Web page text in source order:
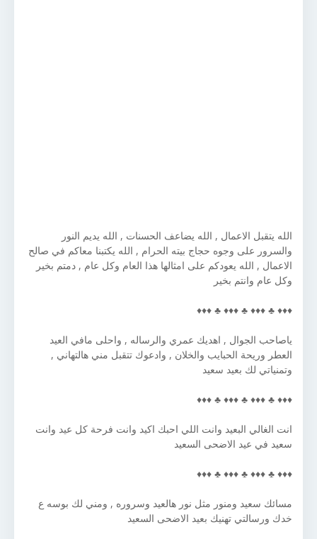
الله يتقبل الاعمال , الله يضاعف الحسنات , الله يديم النور
والسرور على وجوه حجاج بيته الحرام , الله يكتبنا معاكم في صالح
الاعمال , الله يعودكم على امثالها هذا العام وكل عام , دمتم بخير
وكل عام وانتم بخير
♦♦♦ ♣ ♦♦♦ ♣ ♦♦♦ ♣ ♦♦♦
ياصاحب الجوال , اهديك عمري والرساله , واحلى مافي العيد
العطر وريحة الحبايب والخلان , وادعوك تتقبل مني هالتهاني ,
وتمنياتي لك بعيد سعيد
♦♦♦ ♣ ♦♦♦ ♣ ♦♦♦ ♣ ♦♦♦
انت الغالي البعيد وانت اللي احبك اكيد وانت فرحة كل عيد وانت
سعيد في عيد الاضحى السعيد
♦♦♦ ♣ ♦♦♦ ♣ ♦♦♦ ♣ ♦♦♦
مسائك سعيد ومنور مثل نور هالعيد وسروره , ومني لك بوسه ع
خدك ورسالتي تهنيك بعيد الاضحى السعيد